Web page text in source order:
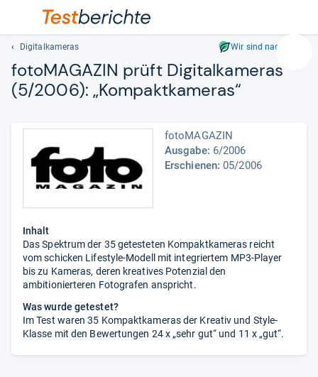
Geben
mit
Digitalkameras Wir sind nachhaltig
foto­MA­GA­ZIN prüft Digi­tal­ka­me­ras
(5/2006): „Kom­pakt­ka­me­ras“
fotoMAGAZIN
Ausgabe: 6/2006
Erschienen: 05/2006
Inhalt
Das Spektrum der 35 getesteten Kompaktkameras reicht
vom schicken Lifestyle-Modell mit integriertem MP3-Player
bis zu Kameras, deren kreatives Potenzial den
ambitionierteren Fotografen anspricht.
Was wurde getestet?
Im Test waren 35 Kompaktkameras der Kreativ und Style-
Klasse mit den Bewertungen 24 x „sehr gut“ und 11 x „gut“.